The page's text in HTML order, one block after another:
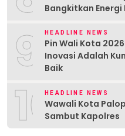
Bangkitkan Energi
9 HEADLINE NEWS
Pin Wali Kota
Inovasi Adalah
Baik
10HEADLINE NEWS
Wawali Kota
Sambut Kapolres